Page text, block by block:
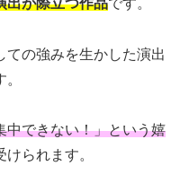
ての強みを生かした演出
中できない！」という嬉
られます。